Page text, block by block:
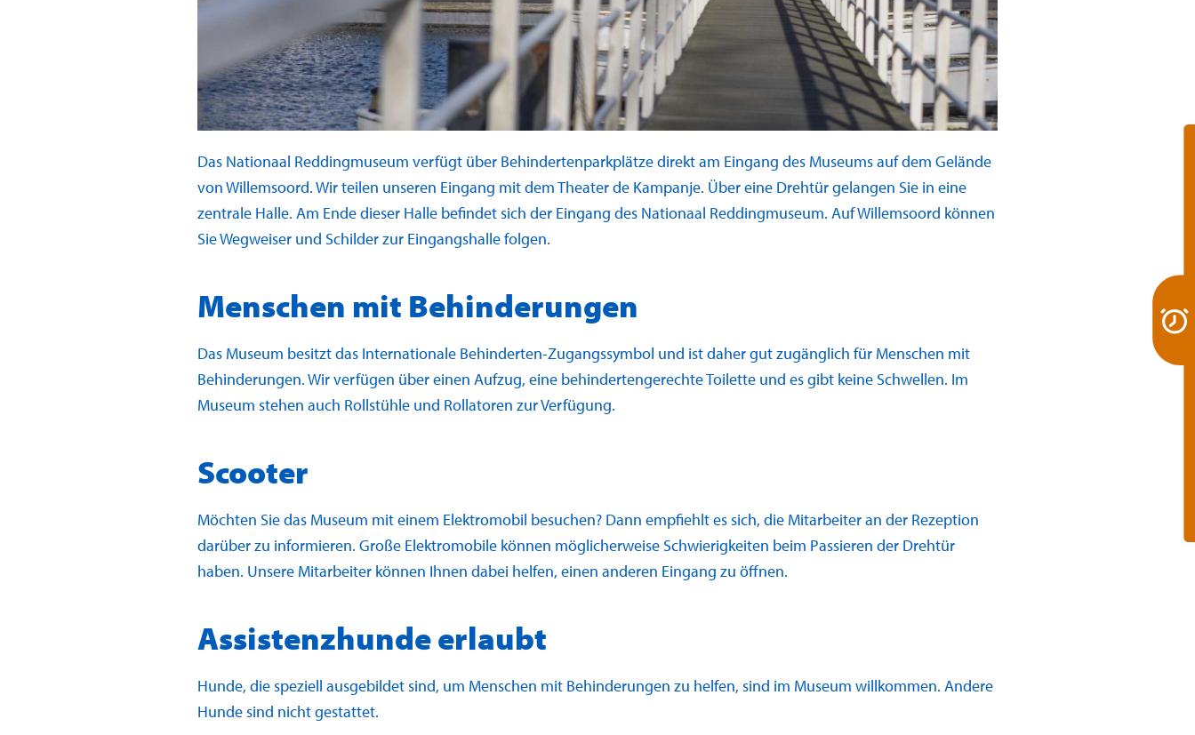
Das Nationaal Reddingmuseum verfügt über Behindertenparkplätze direkt am Eingang des Museums auf dem Gelände
von Willemsoord. Wir teilen unseren Eingang mit dem Theater de Kampanje. Über eine Drehtür gelangen Sie in eine
zentrale Halle. Am Ende dieser Halle befindet sich der Eingang des Nationaal Reddingmuseum. Auf Willemsoord können
Sie Wegweiser und Schilder zur Eingangshalle folgen.
Menschen mit Behinderungen
Das Museum besitzt das Internationale Behinderten-Zugangssymbol und ist daher gut zugänglich für Menschen mit
Behinderungen. Wir verfügen über einen Aufzug, eine behindertengerechte Toilette und es gibt keine Schwellen. Im
Museum stehen auch Rollstühle und Rollatoren zur Verfügung.
Scooter
Möchten Sie das Museum mit einem Elektromobil besuchen? Dann empfiehlt es sich, die Mitarbeiter an der Rezeption
darüber zu informieren. Große Elektromobile können möglicherweise Schwierigkeiten beim Passieren der Drehtür
haben. Unsere Mitarbeiter können Ihnen dabei helfen, einen anderen Eingang zu öffnen.
Assistenzhunde erlaubt
Hunde, die speziell ausgebildet sind, um Menschen mit Behinderungen zu helfen, sind im Museum willkommen. Andere
Hunde sind nicht gestattet.